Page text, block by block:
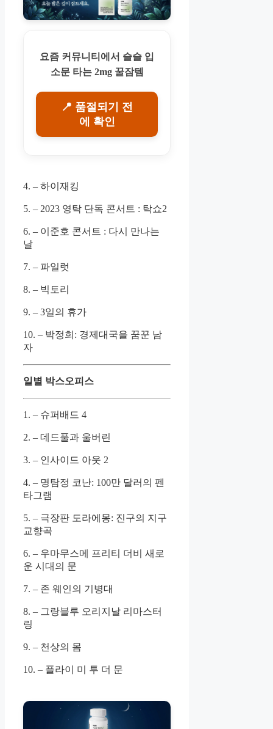
요즘 커뮤니티에서 슬슬 입
소문 타는 2mg 꿀잠템
📍 품절되기 전
에 확인
4. – 하이재킹
5. – 2023 영탁 단독 콘서트 : 탁쇼2
6. – 이준호 콘서트 : 다시 만나는
날
7. – 파일럿
8. – 빅토리
9. – 3일의 휴가
10. – 박정희: 경제대국을 꿈꾼 남
자
일별 박스오피스
1. – 슈퍼배드 4
2. – 데드풀과 울버린
3. – 인사이드 아웃 2
4. – 명탐정 코난: 100만 달러의 펜
타그램
5. – 극장판 도라에몽: 진구의 지구
교향곡
6. – 우마무스메 프리티 더비 새로
운 시대의 문
7. – 존 웨인의 기병대
8. – 그랑블루 오리지날 리마스터
링
9. – 천상의 몸
10. – 플라이 미 투 더 문